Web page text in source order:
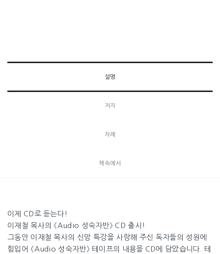
설명
저자
차례
책속에서
이제 CD로 듣는다!
이재철 목사의 《Audio 성숙자반》 CD 출시!
그동안 이재철 목사의 신앙 특강을 사랑해 주신 독자들의 성원에
힘입어 《Audio 성숙자반》 테이프의 내용을 CD에 담았습니다. 테